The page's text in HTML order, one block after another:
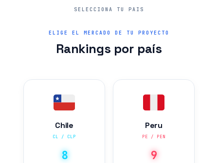
ELIGE EL MERCADO DE TU PROYECTO
Rankings por país
Chile
CL / CLP
8
Peru
PE / PEN
9